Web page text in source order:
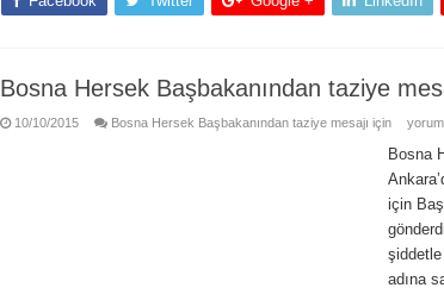
Bosna Hersek Başbakanından taziye
10/10/2015 Bosna Hersek Başbakanından taziye mesajı için
Bosna
için
adına